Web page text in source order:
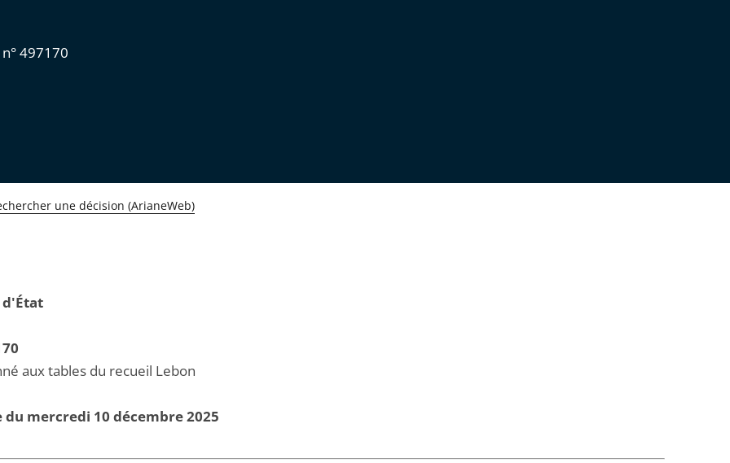
497170
une décision (ArianeWeb)
d'État
aux tables du recueil Lebon
du mercredi 10 décembre 2025